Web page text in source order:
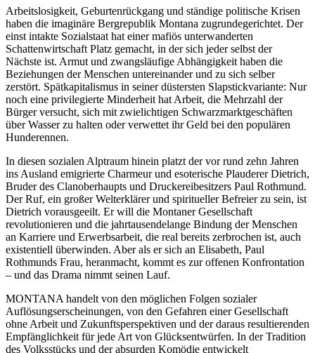
Arbeitslosigkeit, Geburtenrückgang und ständige politische Krisen
haben die imaginäre Bergrepublik Montana zugrundegerichtet. Der
einst intakte Sozialstaat hat einer mafiös unterwanderten
Schattenwirtschaft Platz gemacht, in der sich jeder selbst der
Nächste ist. Armut und zwangsläufige Abhängigkeit haben die
Beziehungen der Menschen untereinander und zu sich selber
zerstört. Spätkapitalismus in seiner düstersten Slapstickvariante: Nur
noch eine privilegierte Minderheit hat Arbeit, die Mehrzahl der
Bürger versucht, sich mit zwielichtigen Schwarzmarktgeschäften
über Wasser zu halten oder verwettet ihr Geld bei den populären
Hunderennen.
In diesen sozialen Alptraum hinein platzt der vor rund zehn Jahren
ins Ausland emigrierte Charmeur und esoterische Plauderer Dietrich,
Bruder des Clanoberhaupts und Druckereibesitzers Paul Rothmund.
Der Ruf, ein großer Welterklärer und spiritueller Befreier zu sein, ist
Dietrich vorausgeeilt. Er will die Montaner Gesellschaft
revolutionieren und die jahrtausendelange Bindung der Menschen
an Karriere und Erwerbsarbeit, die real bereits zerbrochen ist, auch
existentiell überwinden. Aber als er sich an Elisabeth, Paul
Rothmunds Frau, heranmacht, kommt es zur offenen Konfrontation
– und das Drama nimmt seinen Lauf.
MONTANA handelt von den möglichen Folgen sozialer
Auflösungserscheinungen, von den Gefahren einer Gesellschaft
ohne Arbeit und Zukunftsperspektiven und der daraus resultierenden
Empfänglichkeit für jede Art von Glücksentwürfen. In der Tradition
des Volksstücks und der absurden Komödie entwickelt